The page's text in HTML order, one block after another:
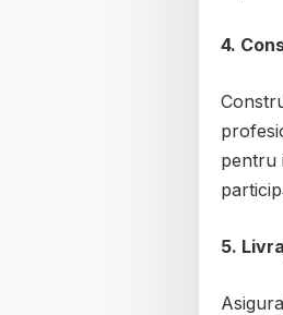
4.
pentru
5.